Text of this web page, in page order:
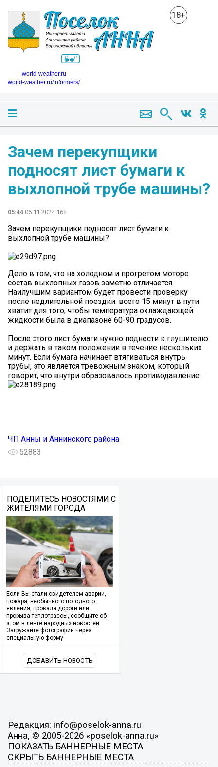
18+
world-weather.ru
world-weather.ru/informers/
Зачем перекупщики
подносят лист бумаги к
выхлопной трубе машины?
05:44 06.11.2024 16+
Зачем перекупщики подносят лист бумаги к
выхлопной трубе машины?
Дело в том, что на холодном и прогретом моторе
состав выхлопных газов заметно отличается.
Наилучшим вариантом будет провести проверку
после недлительной поездки: всего 15 минут в пути
хватит для того, чтобы температура охлаждающей
жидкости была в диапазоне 60-90 градусов.
После этого лист бумаги нужно поднести к глушителю
и держать в таком положении в течение нескольких
минут. Если бумага начинает втягиваться внутрь
трубы, это является тревожным знаком, который
говорит, что внутри образовалось противодавление.
ЧП Анны и Аннинского района
52883
ПОДЕЛИТЕСЬ НОВОСТЯМИ С
ЖИТЕЛЯМИ ГОРОДА
Если Вы стали свидетелем аварии,
пожара, необычного погодного
явления, провала дороги или
прорыва теплотрассы, сообщите об
этом в ленте народных новостей.
Загружайте фотографии через
специальную форму.
ДОБАВИТЬ НОВОСТЬ
Редакция: info@poselok-anna.ru
Анна, © 2005-2026 «poselok-anna.ru»
ПОКАЗАТЬ БАННЕРНЫЕ МЕСТА
СКРЫТЬ БАННЕРНЫЕ МЕСТА